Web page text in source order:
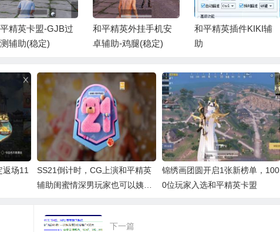
精英卡盟-GJB过
辅助(稳定)
和平精英外挂手机安
卓辅助-鸡腿(稳定)
和平精英插件KIKI辅
助
返场11
SS21倒计时，CG上演和平精英
辅助闺蜜情深男玩家也可以姨母
锦绣画团圆开启1张新榜单，100
0位玩家入选和平精英卡盟
下一篇